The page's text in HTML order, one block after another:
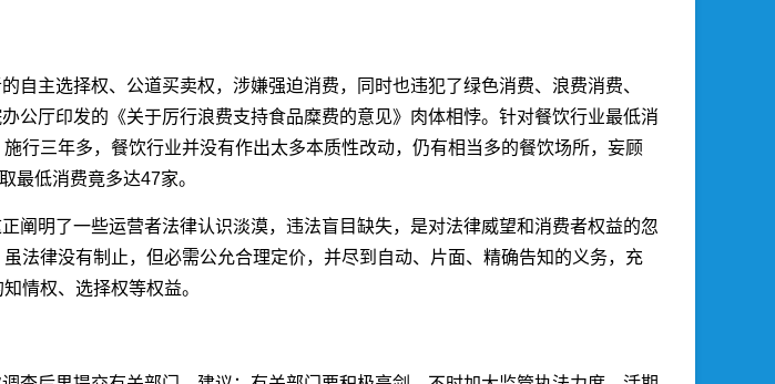
主选择权、公道买卖权，涉嫌强迫消费，同时也违犯了绿色消费、浪费消费、
公厅印发的《关于厉行浪费支持食品糜费的意见》肉体相悖。针对餐饮行业最低消
行三年多，餐饮行业并没有作出太多本质性改动，仍有相当多的餐饮场所，妄顾
最低消费竟多达47家。
阐明了一些运营者法律认识淡漠，违法盲目缺失，是对法律威望和消费者权益的忽
法律没有制止，但必需公允合理定价，并尽到自动、片面、精确告知的义务，充
情权、选择权等权益。